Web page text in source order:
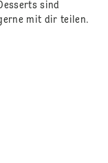
sind
mit dir teilen.